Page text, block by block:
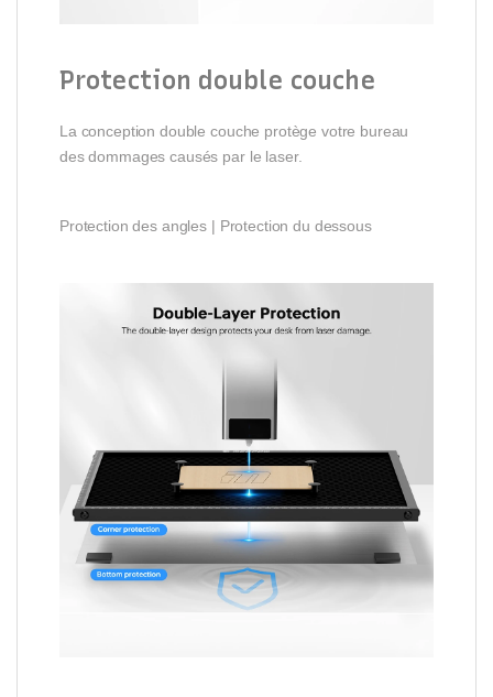
Protection double couche
La conception double couche protège votre bureau
des dommages causés par le laser.
Protection des angles | Protection du dessous